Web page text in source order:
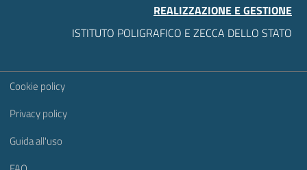
REALIZZAZIONE E GESTIONE
ISTITUTO POLIGRAFICO E ZECCA DELLO STATO
Sezione Link Utili
Cookie policy
Privacy policy
Guida all'uso